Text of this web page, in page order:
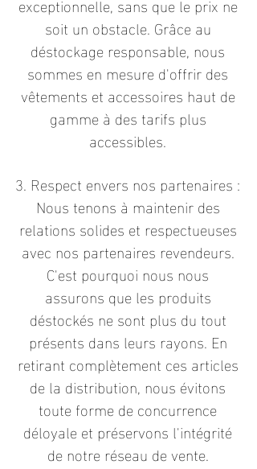
soit un obstacle. Grâce au
déstockage responsable, nous
sommes en mesure d'offrir des
vêtements et accessoires haut de
gamme à des tarifs plus
accessibles.
3. Respect envers nos partenaires :
Nous tenons à maintenir des
relations solides et respectueuses
avec nos partenaires revendeurs.
C'est pourquoi nous nous
assurons que les produits
déstockés ne sont plus du tout
présents dans leurs rayons. En
retirant complètement ces articles
de la distribution, nous évitons
toute forme de concurrence
déloyale et préservons l'intégrité
de notre réseau de vente.